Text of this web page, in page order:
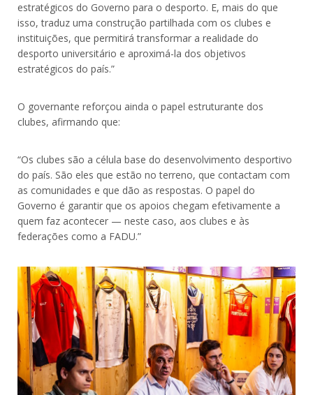
estratégicos do Governo para o desporto. E, mais do que
isso, traduz uma construção partilhada com os clubes e
instituições, que permitirá transformar a realidade do
desporto universitário e aproximá-la dos objetivos
estratégicos do país.”
O governante reforçou ainda o papel estruturante dos
clubes, afirmando que:
“Os clubes são a célula base do desenvolvimento desportivo
do país. São eles que estão no terreno, que contactam com
as comunidades e que dão as respostas. O papel do
Governo é garantir que os apoios chegam efetivamente a
quem faz acontecer — neste caso, aos clubes e às
federações como a FADU.”